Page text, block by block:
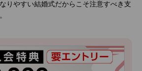
りやすい結婚式だからこそ注意すべき支